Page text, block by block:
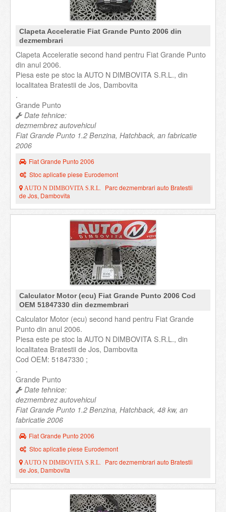
Clapeta Acceleratie Fiat Grande Punto 2006 din
dezmembrari
Clapeta Acceleratie second hand pentru Fiat Grande Punto
din anul 2006.
Piesa este pe stoc la AUTO N DIMBOVITA S.R.L., din
localitatea Bratestii de Jos, Dambovita
.
Grande Punto
Date tehnice:
dezmembrez autovehicul
Fiat Grande Punto 1.2 Benzina, Hatchback, an fabricatie
2006
Fiat Grande Punto 2006
Stoc aplicatie piese Eurodemont
AUTO N DIMBOVITA S.R.L.
Parc dezmembrari auto Bratestii
de Jos, Dambovita
Calculator Motor (ecu) Fiat Grande Punto 2006 Cod
OEM 51847330 din dezmembrari
Calculator Motor (ecu) second hand pentru Fiat Grande
Punto din anul 2006.
Piesa este pe stoc la AUTO N DIMBOVITA S.R.L., din
localitatea Bratestii de Jos, Dambovita
Cod OEM: 51847330 ;
.
Grande Punto
Date tehnice:
dezmembrez autovehicul
Fiat Grande Punto 1.2 Benzina, Hatchback, 48 kw, an
fabricatie 2006
Fiat Grande Punto 2006
Stoc aplicatie piese Eurodemont
AUTO N DIMBOVITA S.R.L.
Parc dezmembrari auto Bratestii
de Jos, Dambovita